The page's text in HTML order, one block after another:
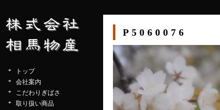
トップ
会社案内
こだわりぎばさ
取り扱い商品
P5060076